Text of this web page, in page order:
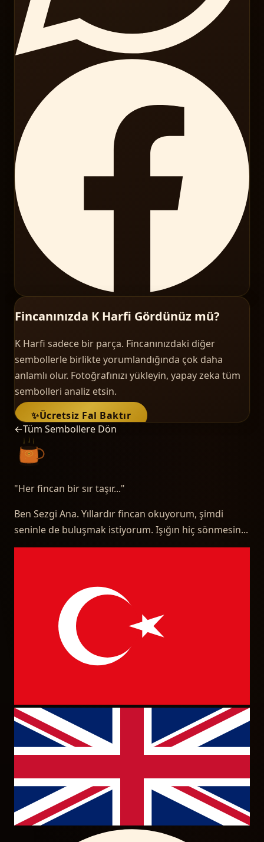
Fincanınızda K Harfi Gördünüz mü?
K Harfi sadece bir parça. Fincanınızdaki diğer
sembollerle birlikte yorumlandığında çok daha
anlamlı olur. Fotoğrafınızı yükleyin, yapay zeka tüm
sembolleri analiz etsin.
✨Ücretsiz Fal Baktır
←Tüm Sembollere Dön
"Her fincan bir sır taşır..."
Ben Sezgi Ana. Yıllardır fincan okuyorum, şimdi
seninle de buluşmak istiyorum. Işığın hiç sönmesin...